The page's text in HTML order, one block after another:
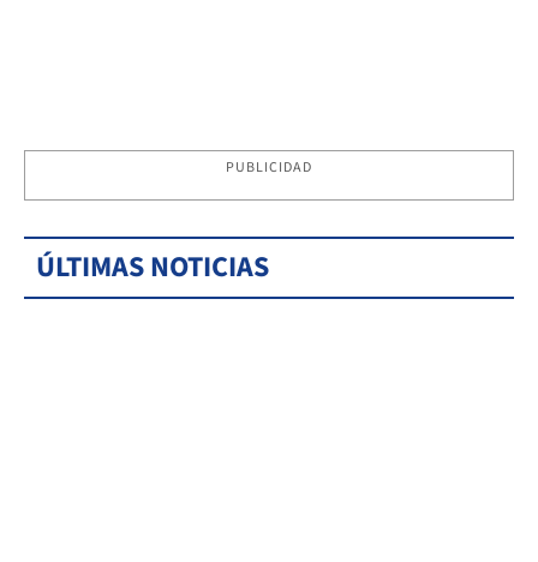
PUBLICIDAD
ÚLTIMAS NOTICIAS